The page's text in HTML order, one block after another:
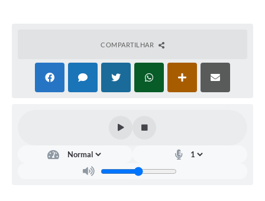
Normas e Legislação
Sistema de Protocolo
COMPARTILHAR